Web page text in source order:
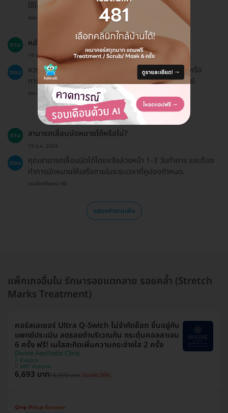
ใช้ได้หรือไม่.
ตอบโดยทีมงาน HD
ถาม หลังการทำเลเซอร์ควรหลีกเลี่ยงอะไรบ้าง?
19 ธ.ค. 2024
ตอบ
ควรหลีกเลี่ยงการตากแดดจัด การใช้ผลิตภัณฑ์ที่มีกรด หรือ
การทำทรีตเมนต์อื่นๆ จนกว่าจะได้รับการแนะนำจากแพทย์.
ตอบโดยทีมงาน HD
ถาม สามารถเลื่อนนัดหมายได้หรือไม่?
19 ธ.ค. 2024
ตอบ
คุณสามารถเลื่อนนัดได้โดยแจ้งล่วงหน้า 1-3 วันทำการ และต้อง
ทำการนัดหมายให้เสร็จภายในระยะเวลาที่คูปองกำหนด.
ตอบโดยทีมงาน HD
แสดงคำถามเพิ่ม
แพ็กเกจอื่นใน รักษารอยแตกลาย รอยคล้ำ (Stretch
Marks Treatment)
คอร์สเลเซอร์ Ultra Q-Swich ไม่จำกัดช็อต ขึ้นอยู่กับ
แพทย์ประเมิน ลดรอยดำบริเวณก้น กระตุ้นคอลลาเจน
6 ครั้ง ฟรี! เมโสสะกิดเพิ่มความกระจ่างใส 2 ครั้ง
Divine Aesthetic Clinic
ห้วยขวาง
MRT ห้วยขวาง
6,693 บาท15,900 บาท ประหยัด 58%